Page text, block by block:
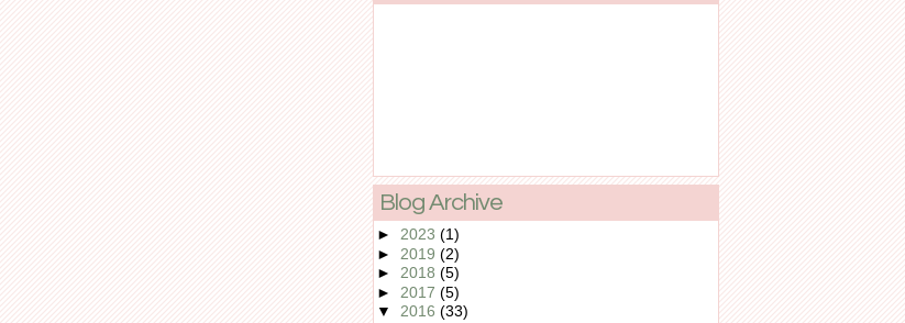
Blog Archive
► 2023 (1)
► 2019 (2)
► 2018 (5)
► 2017 (5)
▼ 2016 (33)